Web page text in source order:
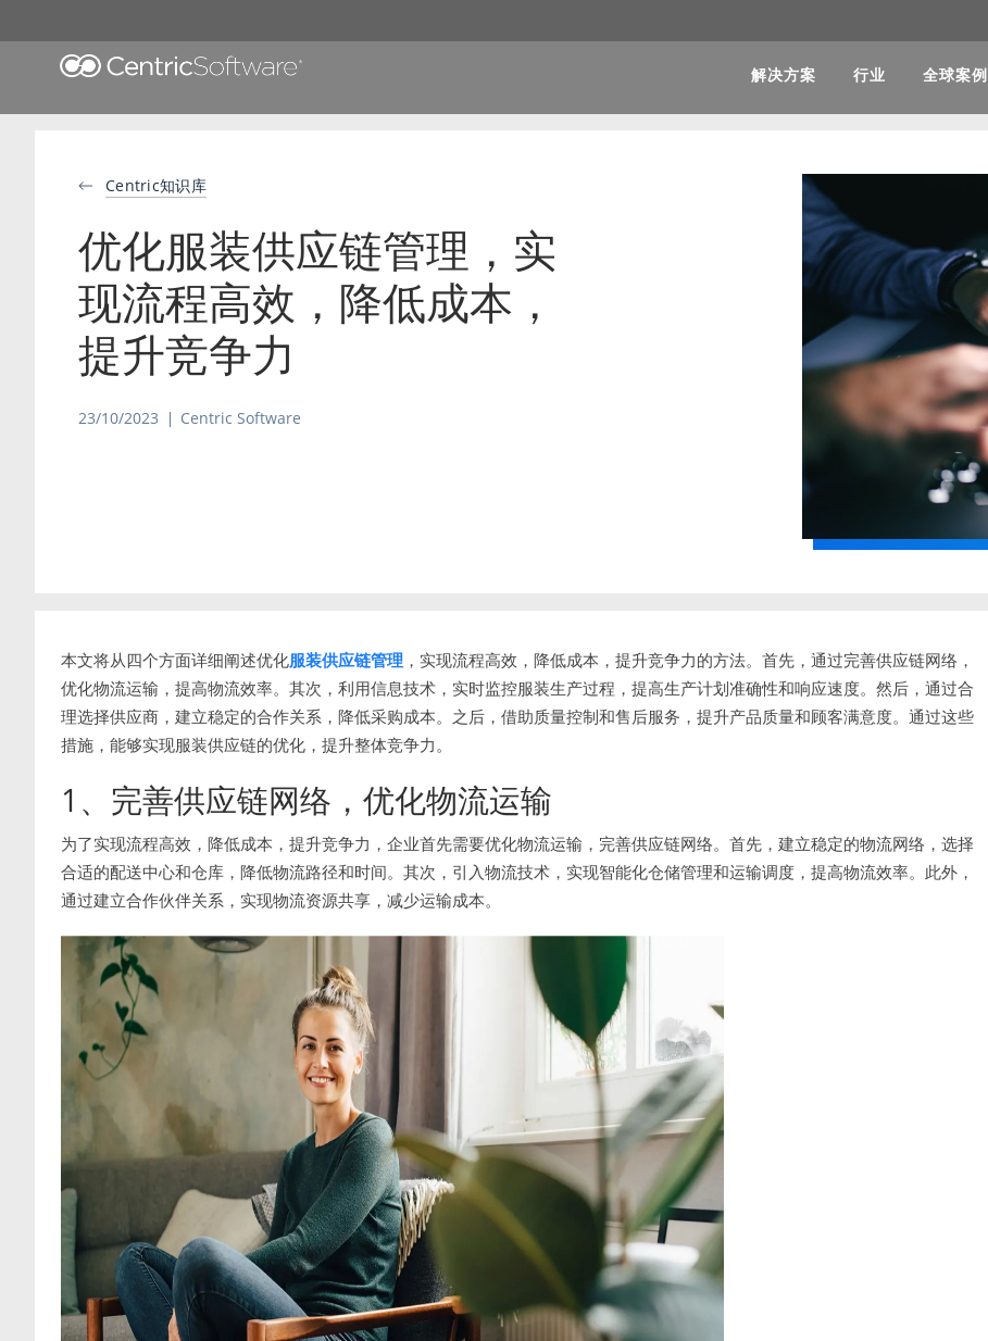
解决方案 行业 全球案例
Centric知识库
优化服装供应链管理，实
现流程高效，降低成本，
提升竞争力
23/10/2023 Centric Software
本文将从四个方面详细阐述优化服装供应链管理 ，实现流程高效，降低成本，提升竞争力的方法。首先，通过完善供应链网络，
优化物流运输，提高物流效率。其次，利用信息技术，实时监控服装生产过程，提高生产计划准确性和响应速度。然后，通过合
理选择供应商，建立稳定的合作关系，降低采购成本。之后，借助质量控制和售后服务，提升产品质量和顾客满意度。通过这些
措施，能够实现服装供应链的优化，提升整体竞争力。
1、完善供应链网络，优化物流运输
为了实现流程高效，降低成本，提升竞争力，企业首先需要优化物流运输，完善供应链网络。首先，建立稳定的物流网络，选择
合适的配送中心和仓库，降低物流路径和时间。其次，引入物流技术，实现智能化仓储管理和运输调度，提高物流效率。此外，
通过建立合作伙伴关系，实现物流资源共享，减少运输成本。